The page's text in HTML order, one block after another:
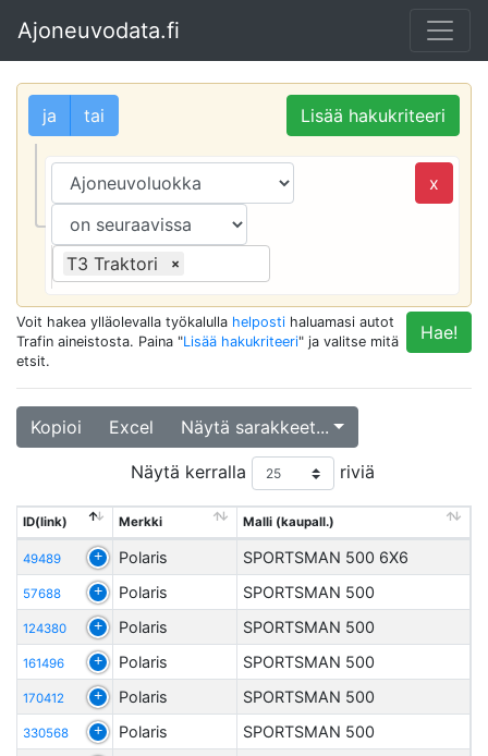
Ajoneuvodata.fi
Lisää hakukriteeri
ja tai
x
T3 Traktori ×
Hae!
Voit hakea ylläolevalla työkalulla helposti haluamasi autot
Trafin aineistosta. Paina "Lisää hakukriteeri" ja valitse mitä
etsit.
Kopioi Excel Näytä sarakkeet...
Näytä kerralla riviä
ID(link) Merkki Malli (kaupall.)
49489 Polaris SPORTSMAN 500 6X6
57688 Polaris SPORTSMAN 500
124380 Polaris SPORTSMAN 500
161496 Polaris SPORTSMAN 500
170412 Polaris SPORTSMAN 500
330568 Polaris SPORTSMAN 500